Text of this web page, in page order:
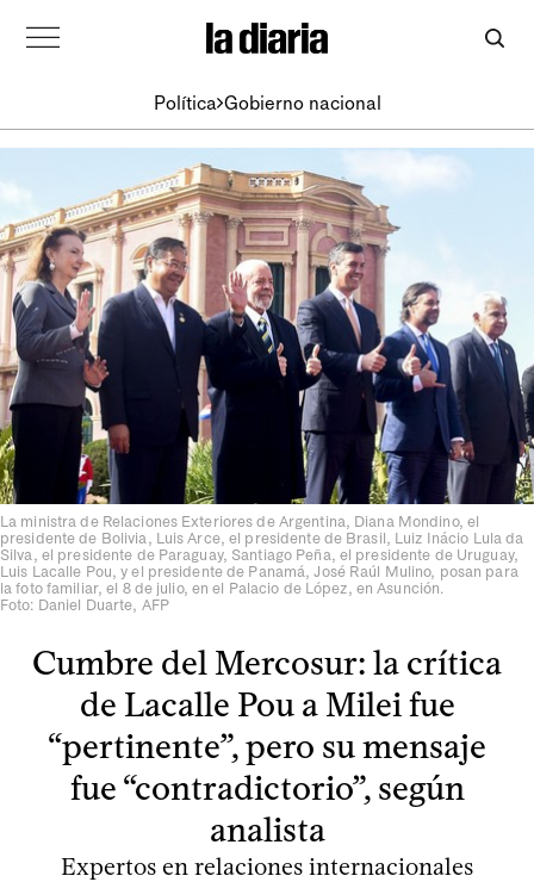
Política Gobierno nacional
La ministra de Relaciones Exteriores de Argentina, Diana Mondino, el
presidente de Bolivia, Luis Arce, el presidente de Brasil, Luiz Inácio Lula da
Silva, el presidente de Paraguay, Santiago Peña, el presidente de Uruguay,
Luis Lacalle Pou, y el presidente de Panamá, José Raúl Mulino, posan para
la foto familiar, el 8 de julio, en el Palacio de López, en Asunción.
Foto: Daniel Duarte, AFP
Cumbre del Mercosur: la crítica
de Lacalle Pou a Milei fue
“pertinente”, pero su mensaje
fue “contradictorio”, según
analista
Expertos en relaciones internacionales